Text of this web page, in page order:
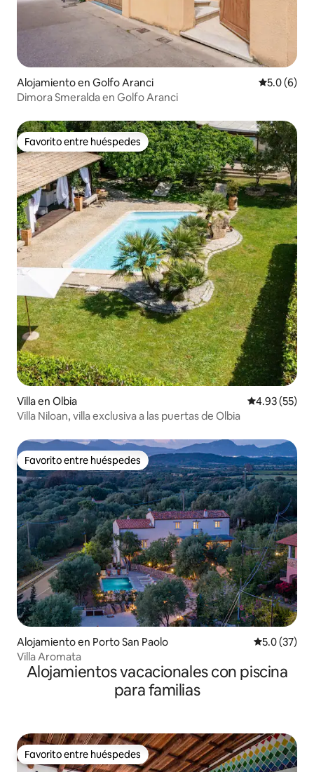
Alojamiento en Golfo Aranci
5.0 (6)
Dimora Smeralda en Golfo Aranci
Favorito entre huéspedes
Favorito entre huéspedes
Villa en Olbia Calificación
4.93 (55)
Villa Niloan, villa exclusiva a las puertas de Olbia
Favorito entre huéspedes
Favorito entre huéspedes
Alojamiento en Porto San Paolo Calificación
5.0 (37)
Villa Aromata
Alojamientos vacacionales con piscina
para familias
Favorito entre huéspedes
Favorito entre huéspedes